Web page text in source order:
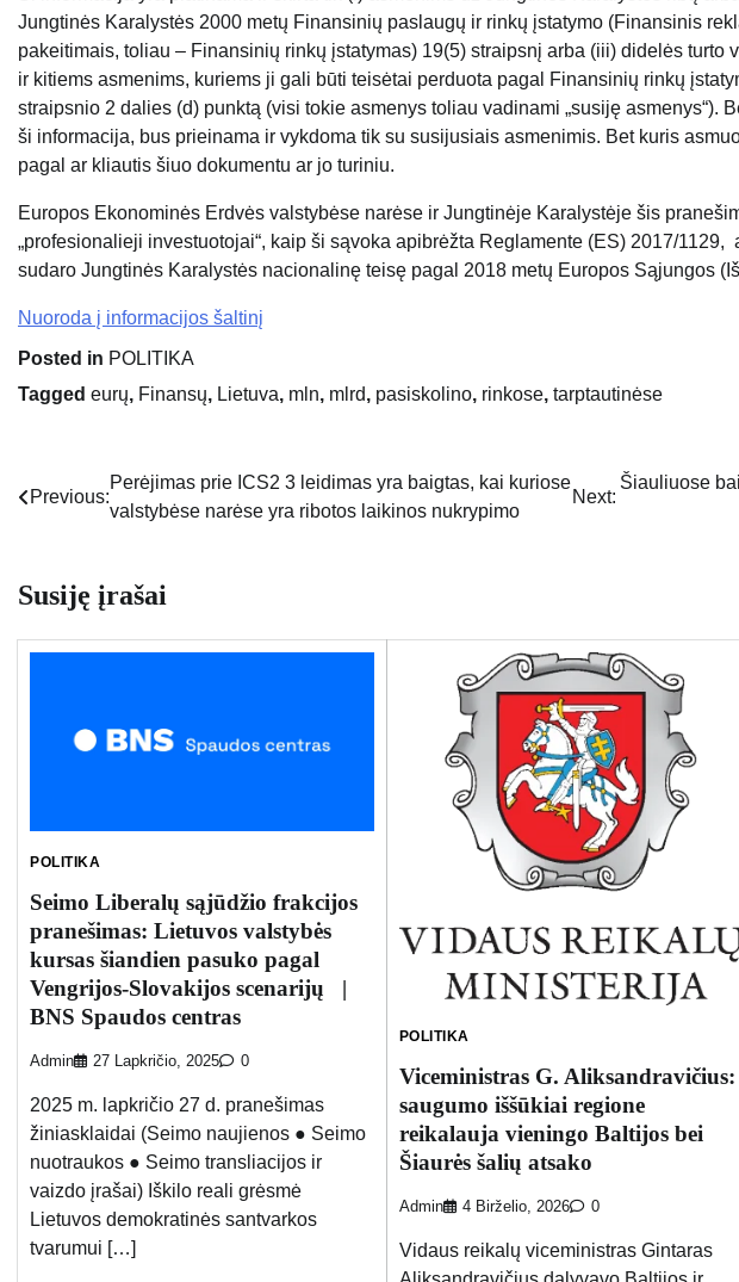
Jungtinės Karalystės 2000 metų Finansinių paslaugų ir rinkų įstatymo (Finansinis
pakeitimais, toliau – Finansinių rinkų įstatymas) 19(5) straipsnį arba (iii) didelės turto
ir kitiems asmenims, kuriems ji gali būti teisėtai perduota pagal Finansinių rinkų
straipsnio 2 dalies (d) punktą (visi tokie asmenys toliau vadinami „susiję asmenys“).
ši informacija, bus prieinama ir vykdoma tik su susijusiais asmenimis. Bet kuris
pagal ar kliautis šiuo dokumentu ar jo turiniu.
Europos Ekonominės Erdvės valstybėse narėse ir Jungtinėje Karalystėje šis
„profesionalieji investuotojai“, kaip ši sąvoka apibrėžta Reglamente (ES) 2017/
sudaro Jungtinės Karalystės nacionalinę teisę pagal 2018 metų Europos Sąjungos
Nuoroda į informacijos šaltinį
Posted in POLITIKA
Tagged eurų, Finansų, Lietuva, mln, mlrd, pasiskolino, rinkose, tarptautinėse
Navigacija
Previous:
Perėjimas prie ICS2 3 leidimas yra baigtas, kai kuriose
valstybėse narėse yra ribotos laikinos nukrypimo
Next:
Šiauliuose
Susiję įrašai
POLITIKA
Seimo Liberalų sąjūdžio frakcijos
pranešimas: Lietuvos valstybės
kursas šiandien pasuko pagal
Vengrijos-Slovakijos scenarijų |
BNS Spaudos centras
Admin 27 Lapkričio, 2025 0
2025 m. lapkričio 27 d. pranešimas
žiniasklaidai (Seimo naujienos ● Seimo
nuotraukos ● Seimo transliacijos ir
vaizdo įrašai) Iškilo reali grėsmė
Lietuvos demokratinės santvarkos
tvarumui […]
POLITIKA
Viceministras G. Aliksandravičius:
saugumo iššūkiai regione
reikalauja vieningo Baltijos bei
Šiaurės šalių atsako
Admin 4 Birželio, 2026 0
Vidaus reikalų viceministras Gintaras